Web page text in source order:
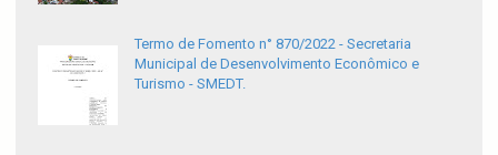
Termo de Fomento n° 870/2022 - Secretaria
Municipal de Desenvolvimento Econômico e
Turismo - SMEDT.